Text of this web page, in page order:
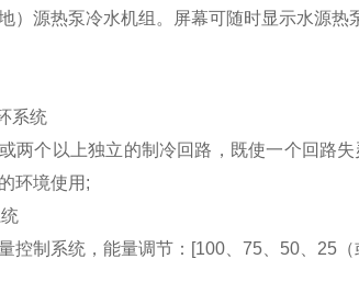
）源热泵冷水机组。屏幕可随时显示水源
系统
两个以上独立的制冷回路，既使一个回路
环境使用;
控制系统，能量调节：[100、75、50、25